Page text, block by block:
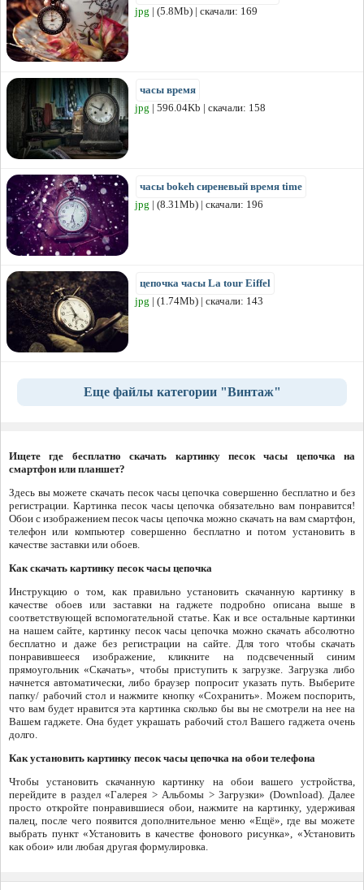
jpg | (5.8Mb) | скачали: 169
часы время
jpg | 596.04Kb | скачали: 158
часы bokeh сиреневый время time
jpg | (8.31Mb) | скачали: 196
цепочка часы La tour Eiffel
jpg | (1.74Mb) | скачали: 143
Еще файлы категории "Винтаж"
Ищете где бесплатно скачать картинку песок часы цепочка на
смартфон или планшет?
Здесь вы можете скачать песок часы цепочка совершенно бесплатно и без
регистрации. Картинка песок часы цепочка обязательно вам понравится!
Обои с изображением песок часы цепочка можно скачать на вам смартфон,
телефон или компьютер совершенно бесплатно и потом установить в
качестве заставки или обоев.
Как скачать картинку песок часы цепочка
Инструкцию о том, как правильно установить скачанную картинку в
качестве обоев или заставки на гаджете подробно описана выше в
соответствующей вспомогательной статье. Как и все остальные картинки
на нашем сайте, картинку песок часы цепочка можно скачать абсолютно
бесплатно и даже без регистрации на сайте. Для того чтобы скачать
понравившееся изображение, кликните на подсвеченный синим
прямоугольник «Скачать», чтобы приступить к загрузке. Загрузка либо
начнется автоматически, либо браузер попросит указать путь. Выберите
папку/ рабочий стол и нажмите кнопку «Сохранить». Можем поспорить,
что вам будет нравится эта картинка сколько бы вы не смотрели на нее на
Вашем гаджете. Она будет украшать рабочий стол Вашего гаджета очень
долго.
Как установить картинку песок часы цепочка на обои телефона
Чтобы установить скачанную картинку на обои вашего устройства,
перейдите в раздел «Галерея > Альбомы > Загрузки» (Download). Далее
просто откройте понравившиеся обои, нажмите на картинку, удерживая
палец, после чего появится дополнительное меню «Ещё», где вы можете
выбрать пункт «Установить в качестве фонового рисунка», «Установить
как обои» или любая другая формулировка.